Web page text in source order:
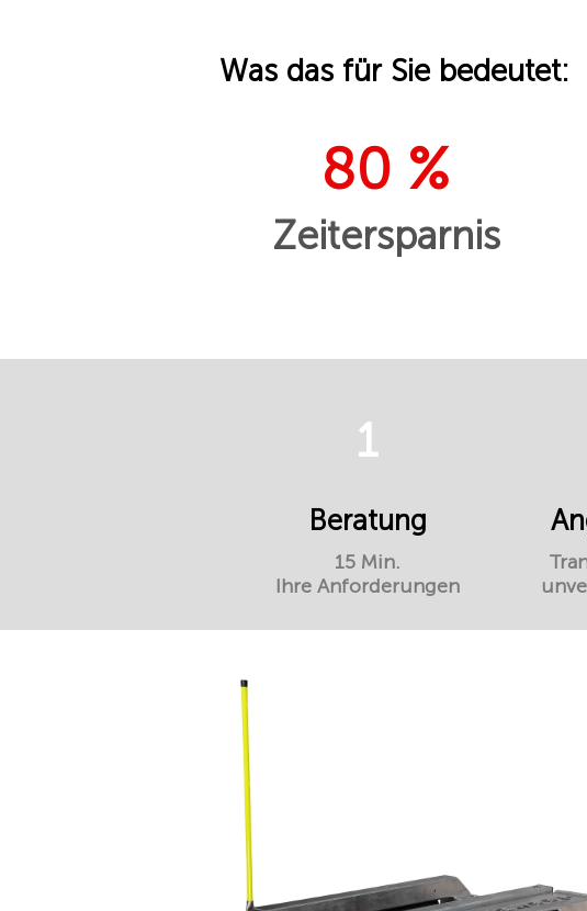
Was das für Sie bedeutet:
80 %
Zeitersparnis
1
Beratung
15 Min.
Ihre Anforderungen